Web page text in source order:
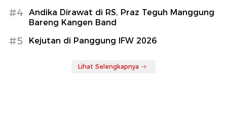
#4
Andika Dirawat di RS, Praz Teguh Manggung
Bareng Kangen Band
#5 Kejutan di Panggung IFW 2026
Lihat Selengkapnya